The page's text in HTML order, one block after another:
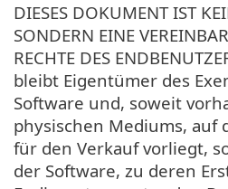
DIESES DOKUMENT IST
SONDERN EINE
RECHTE DES
bleibt Eigentümer des
Software und, soweit
physischen Mediums, auf
für den Verkauf vorliegt,
der Software, zu deren